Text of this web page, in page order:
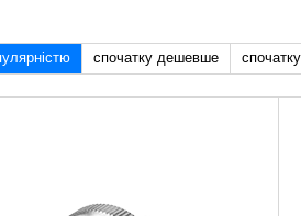
спочатку дешевше